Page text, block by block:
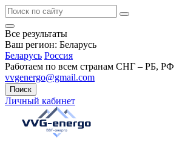
Все результаты
Ваш регион: Беларусь
Беларусь Россия
Работаем по всем странам СНГ – РБ, РФ
vvgenergo@gmail.com
Поиск
Личный кабинет